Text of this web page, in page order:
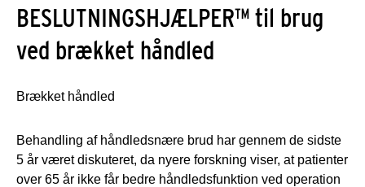
BESLUTNINGSHJÆLPER™ til brug
ved brækket håndled
Brækket håndled
Behandling af håndledsnære brud har gennem de sidste
5 år været diskuteret, da nyere forskning viser, at patienter
over 65 år ikke får bedre håndledsfunktion ved operation